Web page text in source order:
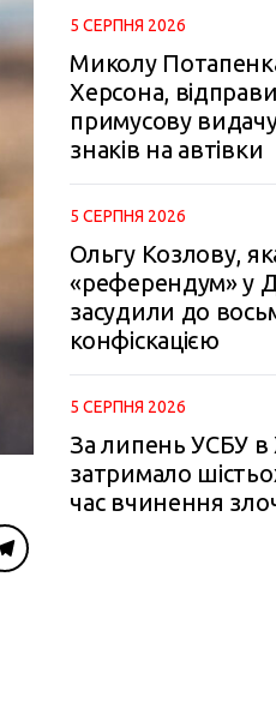
5 СЕРПНЯ 2026
Миколу
Херсона,
примусову
знаків на автівки
5 СЕРПНЯ 2026
Ольгу Козлову,
«референдум» у
засудили до
конфіскацією
5 СЕРПНЯ 2026
За липень УСБУ в
затримало
час вчинення